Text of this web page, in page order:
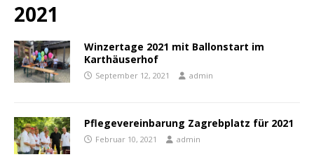
2021
Winzertage 2021 mit Ballonstart im
Karthäuserhof
September 12, 2021 admin
Pflegevereinbarung Zagrebplatz für 2021
Februar 10, 2021 admin